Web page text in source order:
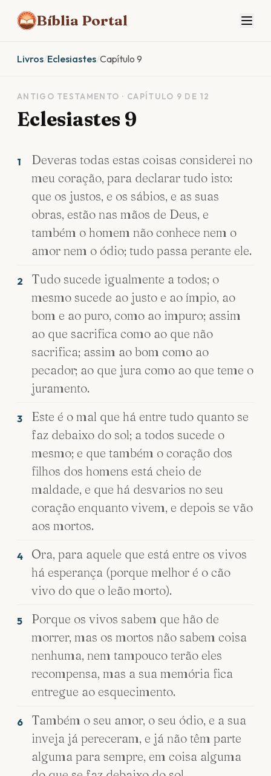
Bíblia Portal
Livros/Eclesiastes/Capítulo 9
ANTIGO TESTAMENTO · CAPÍTULO 9 DE 12
Eclesiastes 9
1
Deveras todas estas coisas considerei no
meu coração, para declarar tudo isto:
que os justos, e os sábios, e as suas
obras, estão nas mãos de Deus, e
também o homem não conhece nem o
amor nem o ódio; tudo passa perante ele.
2
Tudo sucede igualmente a todos; o
mesmo sucede ao justo e ao ímpio, ao
bom e ao puro, como ao impuro; assim
ao que sacrifica como ao que não
sacrifica; assim ao bom como ao
pecador; ao que jura como ao que teme o
juramento.
3
Este é o mal que há entre tudo quanto se
faz debaixo do sol; a todos sucede o
mesmo; e que também o coração dos
filhos dos homens está cheio de
maldade, e que há desvarios no seu
coração enquanto vivem, e depois se vão
aos mortos.
4
Ora, para aquele que está entre os vivos
há esperança (porque melhor é o cão
vivo do que o leão morto).
5
Porque os vivos sabem que hão de
morrer, mas os mortos não sabem coisa
nenhuma, nem tampouco terão eles
recompensa, mas a sua memória fica
entregue ao esquecimento.
6
Também o seu amor, o seu ódio, e a sua
inveja já pereceram, e já não têm parte
alguma para sempre, em coisa alguma